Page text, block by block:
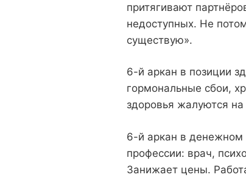
притягивают
недоступных. Не
существую».
6-й аркан в позиции
гормональные сбои,
здоровья жалуются
6-й аркан в денежном
профессии: врач,
Занижает цены.